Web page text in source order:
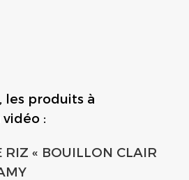
les produits à
vidéo :
RIZ « BOUILLON CLAIR